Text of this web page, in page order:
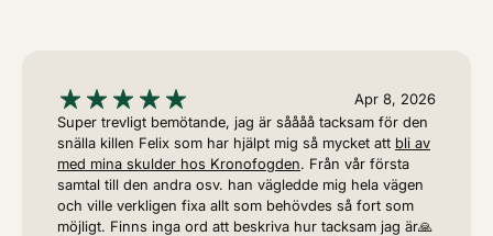
Apr 8, 2026
Super trevligt bemötande, jag är såååå tacksam för den
snälla killen Felix som har hjälpt mig så mycket att bli av
med mina skulder hos Kronofogden. Från vår första
samtal till den andra osv. han vägledde mig hela vägen
och ville verkligen fixa allt som behövdes så fort som
möjligt. Finns inga ord att beskriva hur tacksam jag är🙏